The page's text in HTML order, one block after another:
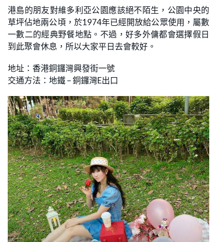
港島的朋友對維多利亞公園應該絕不陌生，公園中央的
草坪佔地兩公頃，於1974年已經開放給公眾使用，屬數
一數二的經典野餐地點。不過，好多外傭都會選擇假日
到此聚會休息，所以大家平日去會較好。
地址：香港銅鑼灣興發街一號
交通方法：地鐵 – 銅鑼灣E出口